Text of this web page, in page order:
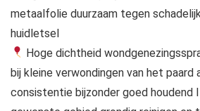
metaalfolie duurzaam tegen
huidletsel
Hoge dichtheid
bij kleine verwondingen van het paard
consistentie bijzonder goed houdend